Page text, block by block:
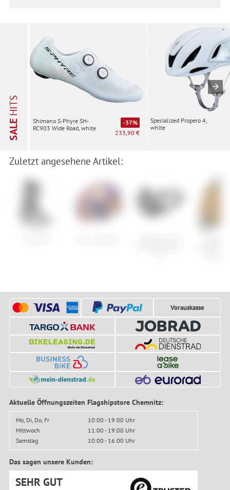
SALE
HITS
Shimano S-Phyre SH-
RC903 Wide Road, white
-37%
233,90 €
Specialized Propero 4,
white
Zuletzt angesehene Artikel:
Vorauskasse
Aktuelle Öffnungszeiten Flagshipstore Chemnitz:
Mo, Di, Do, Fr
10:00 - 19:00 Uhr
Mittwoch
11:00 - 19:00 Uhr
Samstag
10:00 - 16:00 Uhr
Das sagen unsere Kunden:
SEHR GUT